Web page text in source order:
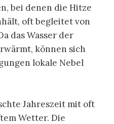
bei denen die Hitze
oft begleitet von
das Wasser der
können sich
lokale Nebel
Jahreszeit mit oft
Wetter. Die